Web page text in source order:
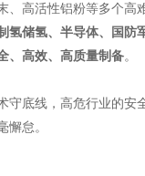
、高活性铝粉等多个高
氢储氢、半导体、国防
、高效、高质量制备。
守底线，高危行业的安
懈怠。